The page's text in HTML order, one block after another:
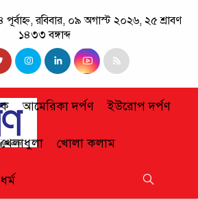
রবিবার, ০৯ অগাস্ট ২০২৬, ২৫ শ্রাবণ
১৪৩৩ বঙ্গাব্দ
আমেরিকা দর্পণ ইউরোপ দর্পণ
খেলাধুলা খোলা কলাম
ধর্ম